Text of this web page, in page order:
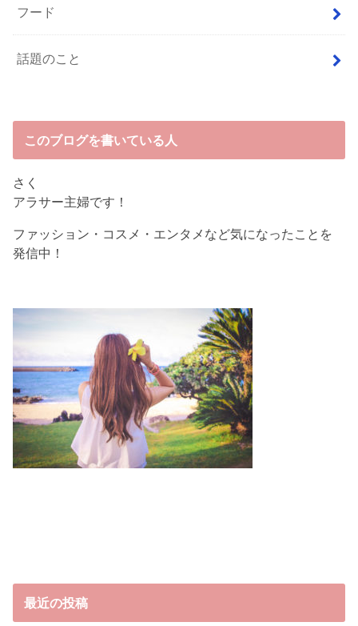
フード
話題のこと
このブログを書いている人
さく
アラサー主婦です！
ファッション・コスメ・エンタメなど気になったことを
発信中！
最近の投稿